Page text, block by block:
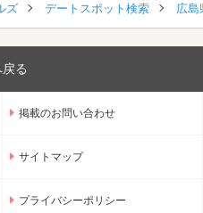
ズ デートスポット検索 広島
戻る
掲載のお問い合わせ
サイトマップ
プライバシーポリシー